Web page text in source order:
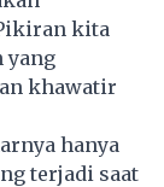
kita
yang
khawatir
hanya
terjadi saat